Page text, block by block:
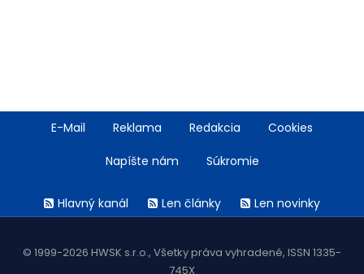
FooterE-Mail Reklama Redakcia Cookies
Napíšte nám Súkromie
menuHlavný kanál Len články Len novinky
© 1999-2026 HWSK s.r.o., Všetky práva vyhradené, ISSN 1335-
745X